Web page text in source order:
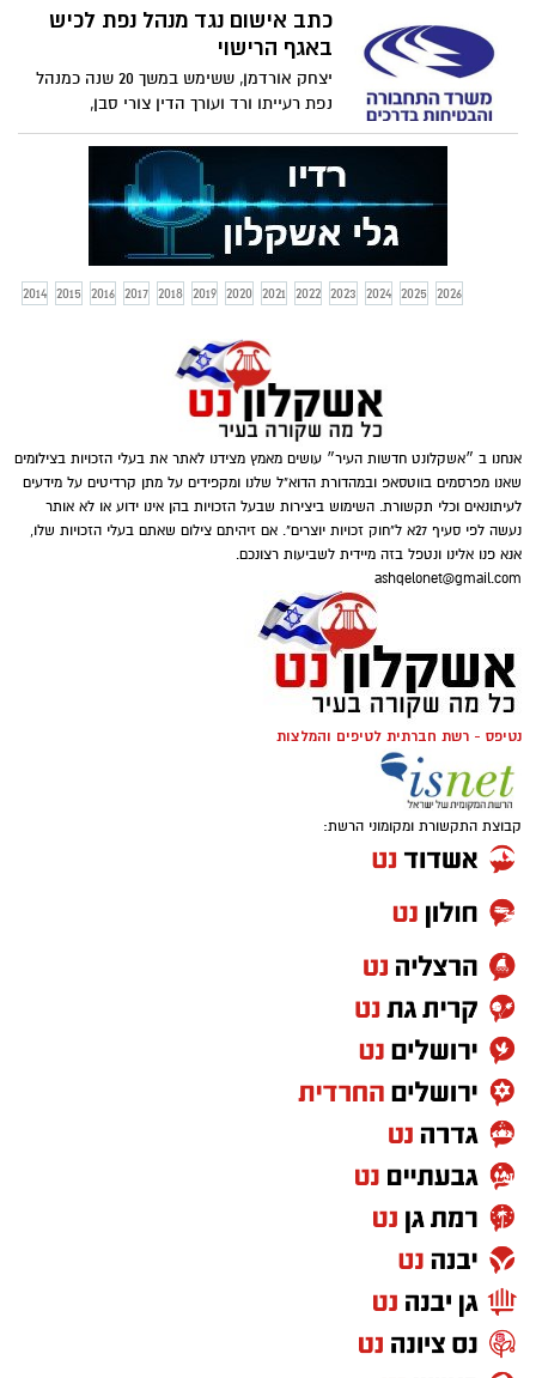
כתב אישום נגד מנהל נפת לכיש
באגף הרישוי
יצחק אורדמן, ששימש במשך 20 שנה כמנהל
נפת רעייתו ורד ועורך הדין צורי סבן,
המתמחה בדיני תעבורה, מואשמים בהסדרת
רישיונות נהיגה וקבלת שוחד במשרד
התחבורה באשקלון. כתב האישום הוגש לבית
המשפט המחוזי בבאר שבע
2014 2015 2016 2017 2018 2019 2020 2021 2022 2023 2024 2025 2026
אנחנו ב ״אשקלונט חדשות העיר״ עושים מאמץ מצידנו לאתר את בעלי הזכויות בצילומים
שאנו מפרסמים בווטסאפ ובמהדורת הדוא"ל שלנו ומקפידים על מתן קרדיטים על מידעים
לעיתונאים וכלי תקשורת. השימוש ביצירות שבעל הזכויות בהן אינו ידוע או לא אותר
נעשה לפי סעיף 27א ל"חוק זכויות יוצרים". אם זיהיתם צילום שאתם בעלי הזכויות שלו,
אנא פנו אלינו ונטפל בזה מיידית לשביעות רצונכם.
ashqelonet@gmail.com
נטיפס - רשת חברתית לטיפים והמלצות
קבוצת התקשורת ומקומוני הרשת: